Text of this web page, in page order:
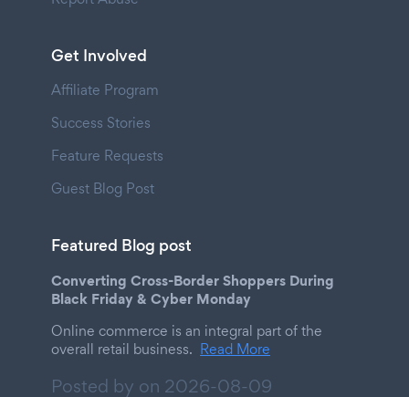
Get Involved
Affiliate Program
Success Stories
Feature Requests
Guest Blog Post
Featured Blog post
Converting Cross-Border Shoppers During
Black Friday & Cyber Monday
Online commerce is an integral part of the
overall retail business. Read More
Posted by on 2026-08-09